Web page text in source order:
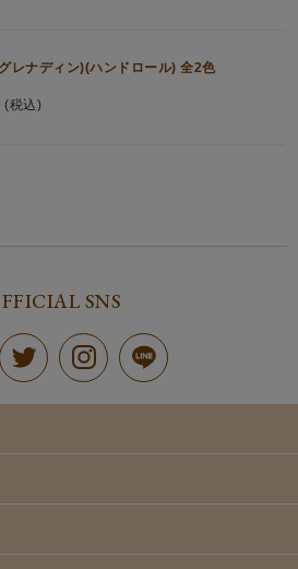
レナディン)(ハンドロール) 全2色
(税込)
SNS